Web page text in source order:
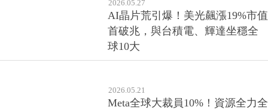
首破兆，與台積電、輝達坐穩全
球10大
砸向AI，今年資本支出翻倍衝破